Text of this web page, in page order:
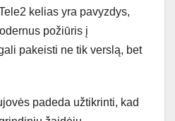
kelias yra pavyzdys,
požiūris į
pakeisti ne tik verslą, bet
padeda užtikrinti, kad